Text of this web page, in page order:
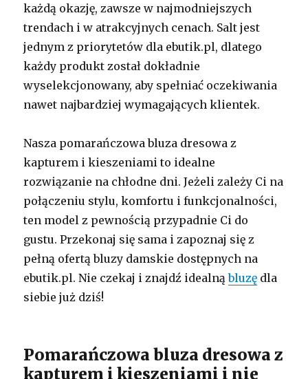
każdą okazję, zawsze w najmodniejszych
trendach i w atrakcyjnych cenach. Salt jest
jednym z priorytetów dla ebutik.pl, dlatego
każdy produkt został dokładnie
wyselekcjonowany, aby spełniać oczekiwania
nawet najbardziej wymagających klientek.
Nasza pomarańczowa bluza dresowa z
kapturem i kieszeniami to idealne
rozwiązanie na chłodne dni. Jeżeli zależy Ci na
połączeniu stylu, komfortu i funkcjonalności,
ten model z pewnością przypadnie Ci do
gustu. Przekonaj się sama i zapoznaj się z
pełną ofertą bluzy damskie dostępnych na
ebutik.pl. Nie czekaj i znajdź idealnąbluzę dla
siebie już dziś!
Pomarańczowa bluza dresowa z
kapturem i kieszeniami i nie